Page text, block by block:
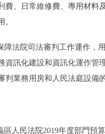
費、日常維修費、專用材料
。
法院司法審判工作運作，用
資訊化建設和資訊化運作管
判業務用房和人民法庭設備
區人民法院2019年度部門預